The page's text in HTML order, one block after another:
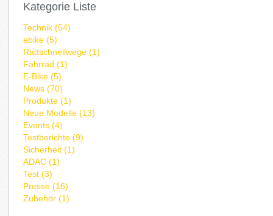
Kategorie Liste
Technik (54)
ebike (5)
Radschnellwege (1)
Fahrrad (1)
E-Bike (5)
News (70)
Produkte (1)
Neue Modelle (13)
Events (4)
Testberichte (9)
Sicherheit (1)
ADAC (1)
Test (3)
Presse (16)
Zubehör (1)